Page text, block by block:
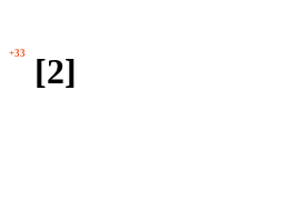
+33 [2]